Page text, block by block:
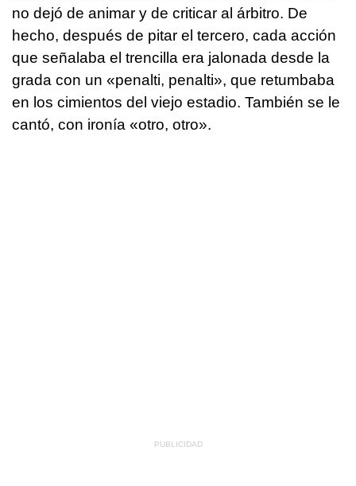
no dejó de animar y de criticar al árbitro. De
hecho, después de pitar el tercero, cada acción
que señalaba el trencilla era jalonada desde la
grada con un «penalti, penalti», que retumbaba
en los cimientos del viejo estadio. También se le
cantó, con ironía «otro, otro».